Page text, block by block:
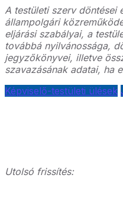
A testületi szerv döntései
állampolgári
eljárási szabályai, a
továbbá nyilvánossága,
jegyzőkönyvei, illetve
szavazásának adatai, ha
Képviselő-testületi ülések
Utolsó frissítés: